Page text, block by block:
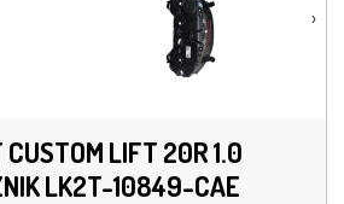
›
LIFT 20R 1.0
LK2T-10849-CAE